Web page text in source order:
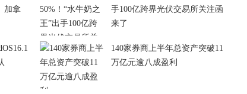
加拿
手100亿跨界光伏交易所关注函
来了
140家券商上半年总资产突破11
万亿元逾八成盈利